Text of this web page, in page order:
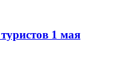
1 мая